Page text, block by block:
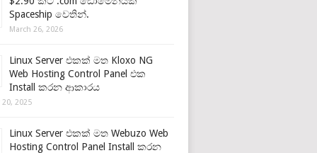
Spaceship වෙතින්.
March 26, 2026
Linux Server එකක් මත Kloxo NG
Web Hosting Control Panel එක
Install කරන ආකාරය
2025
Linux Server එකක් මත Webuzo Web
Hosting Control Panel Install කරන